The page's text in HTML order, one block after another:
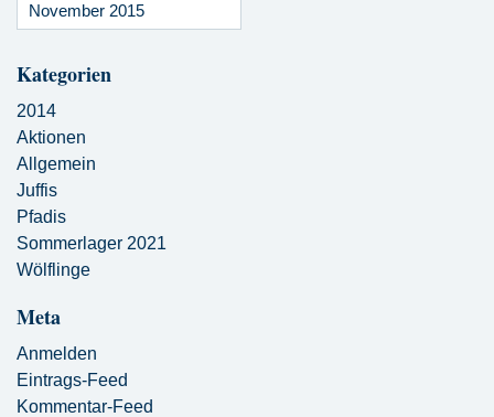
November 2015
Kategorien
2014
Aktionen
Allgemein
Juffis
Pfadis
Sommerlager 2021
Wölflinge
Meta
Anmelden
Eintrags-Feed
Kommentar-Feed